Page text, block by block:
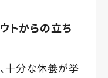
トからの立ち
十分な休養が挙